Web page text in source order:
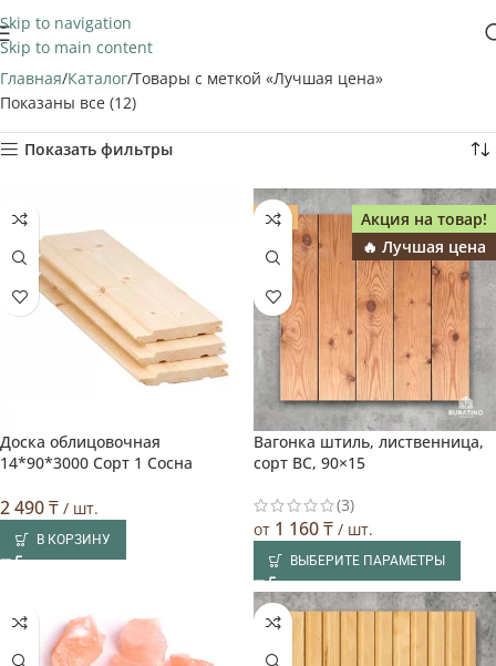
Skip to navigation
Skip to main content
Главная Каталог Товары с меткой «Лучшая цена»
Показаны все (12)
Показать фильтры
Выбор покупателя
🔥 Лучшая цена
Доска облицовочная
14*90*3000 Сорт 1 Сосна
2 490₸ / шт.
В КОРЗИНУ
ХИТ
Акция на товар!
🔥 Лучшая цена
Вагонка штиль, лиственница,
сорт BC, 90×15
(3)
от 1 160₸ / шт.
ВЫБЕРИТЕ ПАРАМЕТРЫ